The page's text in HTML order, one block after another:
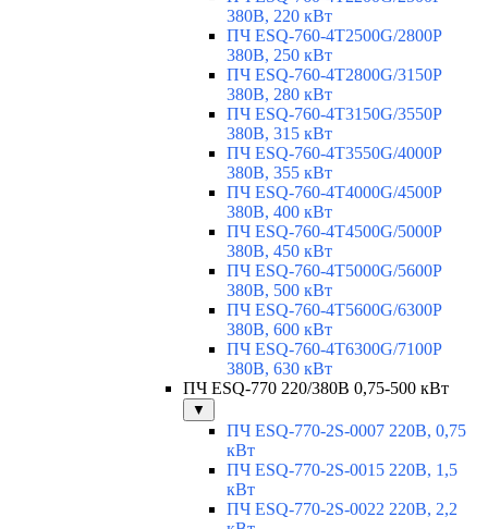
380В, 220 кВт
ПЧ ESQ-760-4T2500G/2800P
380В, 250 кВт
ПЧ ESQ-760-4T2800G/3150P
380В, 280 кВт
ПЧ ESQ-760-4T3150G/3550P
380В, 315 кВт
ПЧ ESQ-760-4T3550G/4000P
380В, 355 кВт
ПЧ ESQ-760-4T4000G/4500P
380В, 400 кВт
ПЧ ESQ-760-4T4500G/5000P
380В, 450 кВт
ПЧ ESQ-760-4T5000G/5600P
380В, 500 кВт
ПЧ ESQ-760-4T5600G/6300P
380В, 600 кВт
ПЧ ESQ-760-4T6300G/7100P
380В, 630 кВт
ПЧ ESQ-770 220/380В 0,75-500 кВт
▼
ПЧ ESQ-770-2S-0007 220В, 0,75
кВт
ПЧ ESQ-770-2S-0015 220В, 1,5
кВт
ПЧ ESQ-770-2S-0022 220В, 2,2